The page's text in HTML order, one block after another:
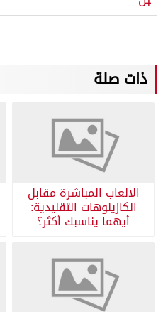
ذات صلة
الالعاب المباشرة مقابل
الكازينوهات التقليدية:
أيهما يناسبك أكثر؟